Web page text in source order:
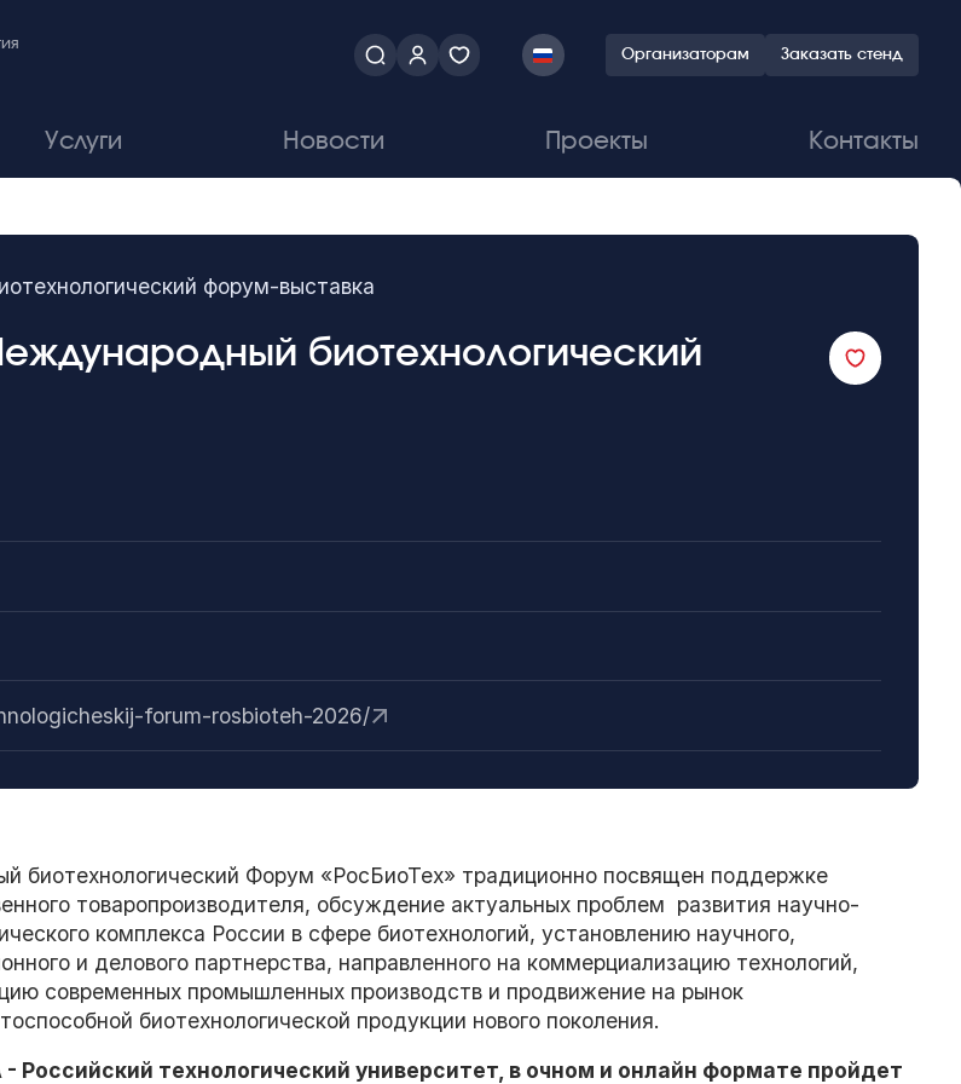
Организаторам Заказать стенд
Услуги Новости Проекты Контакты
форум-выставка
биотехнологический
forum-rosbioteh-2026/
биотехнологический Форум «РосБиоТех» традиционно посвящен поддержке
товаропроизводителя, обсуждение актуальных проблем развития научно-
комплекса России в сфере биотехнологий, установлению научного,
и делового партнерства, направленного на коммерциализацию технологий,
современных промышленных производств и продвижение на рынок
биотехнологической продукции нового поколения.
Российский технологический университет, в очном и онлайн формате пройдет